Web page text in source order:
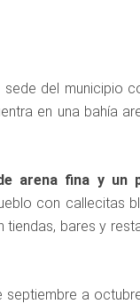
del municipio
en una bahía
arena fina y un
con callecitas
bares y
a